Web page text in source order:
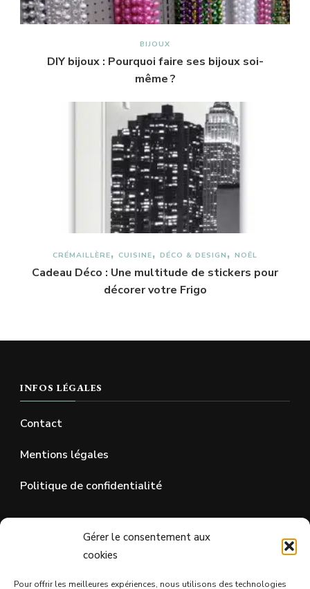
Gérer le consentement aux
cookies
Pour offrir les meilleures expériences, nous utilisons des technologies
BIJOUX
DIY bijoux : Pourquoi faire ses bijoux soi-
même ?
CRÉMAILLÈRE CUISINE DÉCO & DESIGN NOËL
Cadeau Déco : Une multitude de stickers pour
décorer votre Frigo
INFOS LÉGALES
Contact
Mentions légales
Politique de confidentialité
SUR LES RÉSEAUX SOCIAUX